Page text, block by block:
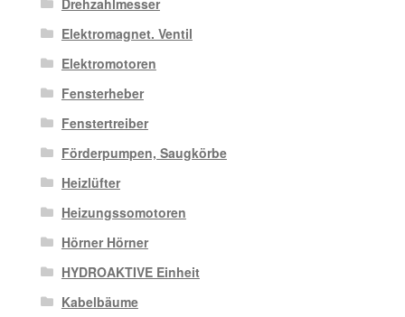
Elektromagnet. Ventil
Elektromotoren
Fensterheber
Fenstertreiber
Förderpumpen, Saugkörbe
Heizlüfter
Heizungssomotoren
Hörner Hörner
HYDROAKTIVE Einheit
Kabelbäume